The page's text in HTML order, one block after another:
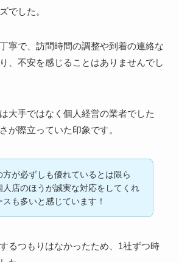
でした。
寧で、訪問時間の調整や到着の連絡な
、不安を感じることはありませんでし
大手ではなく個人経営の業者でした
が際立っていた印象です。
方が必ずしも優れているとは限ら
人店のほうが誠実な対応をしてくれ
スも多いと感じています！
るつもりはなかったため、1社ずつ時